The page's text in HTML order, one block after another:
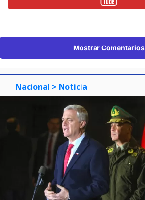
Mostrar Comentarios
Nacional > Noticia